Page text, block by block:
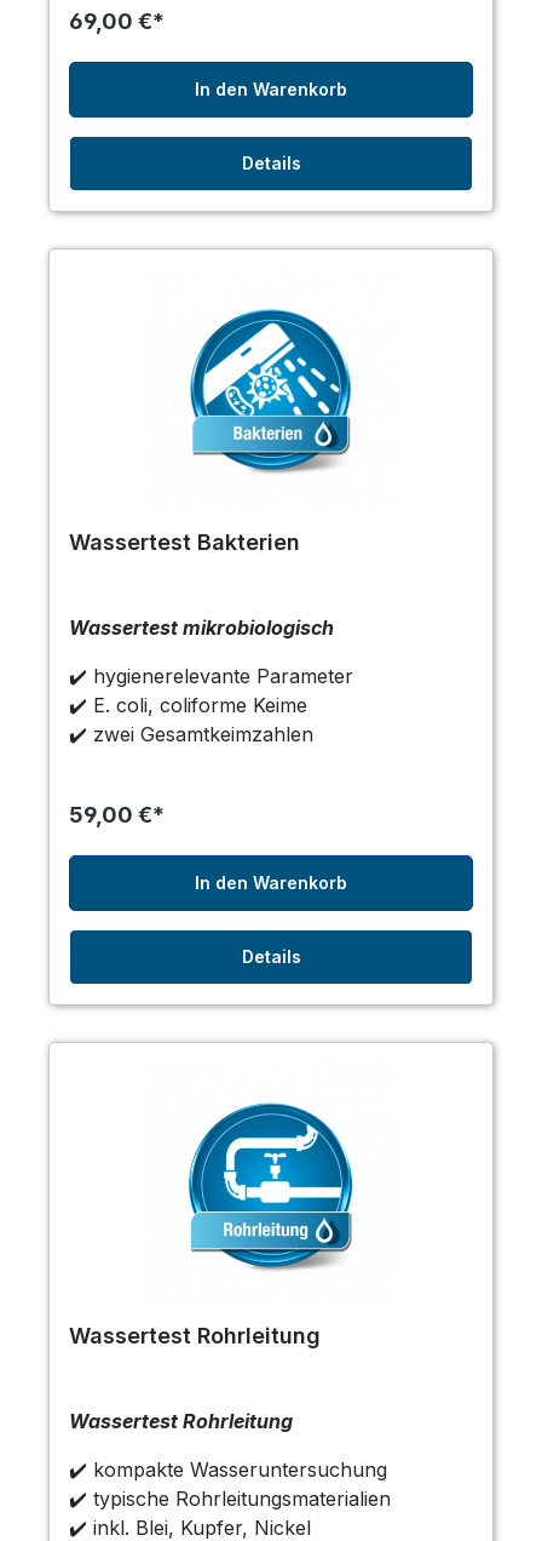
69,00 €*
In den Warenkorb
Details
Wassertest Bakterien
Wassertest mikrobiologisch
✔️ hygienerelevante Parameter
✔️ E. coli, coliforme Keime
✔️ zwei Gesamtkeimzahlen
59,00 €*
In den Warenkorb
Details
Wassertest Rohrleitung
Wassertest Rohrleitung
✔️ kompakte Wasseruntersuchung
✔️ typische Rohrleitungsmaterialien
✔️ inkl. Blei, Kupfer, Nickel